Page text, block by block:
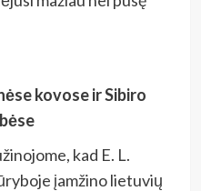
kovose ir Sibiro
kad E. L.
įamžino lietuvių